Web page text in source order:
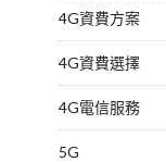
4G資費方案
4G資費選擇
4G電信服務
5G